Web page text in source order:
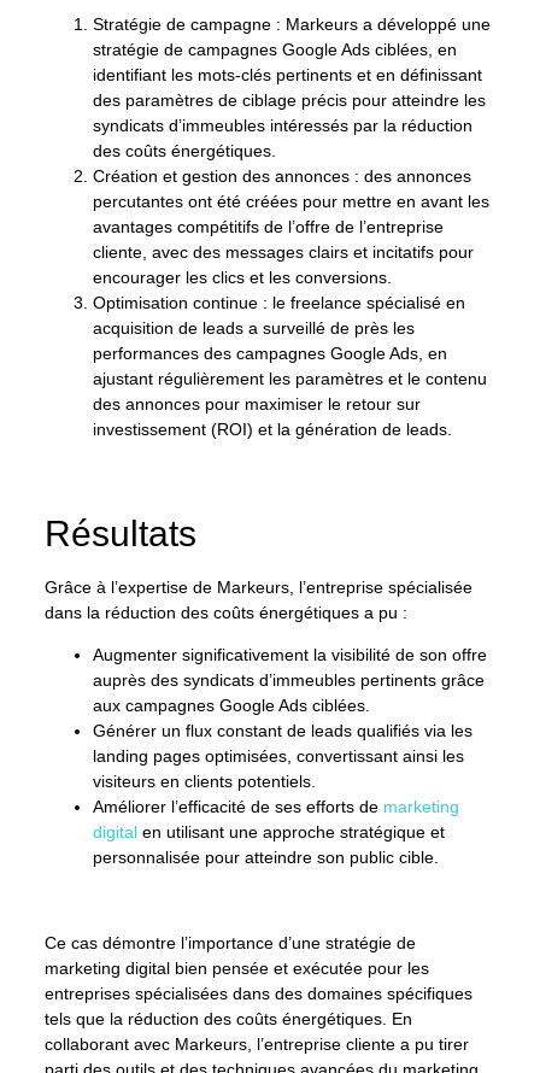
Stratégie de campagne : Markeurs a développé une
stratégie de campagnes Google Ads ciblées, en
identifiant les mots-clés pertinents et en définissant
des paramètres de ciblage précis pour atteindre les
syndicats d’immeubles intéressés par la réduction
des coûts énergétiques.
Création et gestion des annonces : des annonces
percutantes ont été créées pour mettre en avant les
avantages compétitifs de l’offre de l’entreprise
cliente, avec des messages clairs et incitatifs pour
encourager les clics et les conversions.
Optimisation continue : le freelance spécialisé en
acquisition de leads a surveillé de près les
performances des campagnes Google Ads, en
ajustant régulièrement les paramètres et le contenu
des annonces pour maximiser le retour sur
investissement (ROI) et la génération de leads.
Résultats
Grâce à l’expertise de Markeurs, l’entreprise spécialisée
dans la réduction des coûts énergétiques a pu :
Augmenter significativement la visibilité de son offre
auprès des syndicats d’immeubles pertinents grâce
aux campagnes Google Ads ciblées.
Générer un flux constant de leads qualifiés via les
landing pages optimisées, convertissant ainsi les
visiteurs en clients potentiels.
Améliorer l’efficacité de ses efforts de marketing
digitalen utilisant une approche stratégique et
personnalisée pour atteindre son public cible.
Ce cas démontre l’importance d’une stratégie de
marketing digital bien pensée et exécutée pour les
entreprises spécialisées dans des domaines spécifiques
tels que la réduction des coûts énergétiques. En
collaborant avec Markeurs, l’entreprise cliente a pu tirer